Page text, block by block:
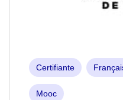
Certifiante
Mooc